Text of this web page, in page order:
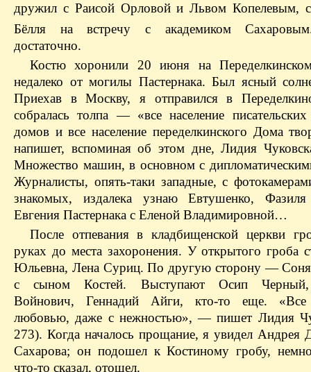
дружил с Раисой Орловой и Львом Копелевым,
Бёлля на встречу с академиком
достаточно.
Костю хоронили 20 июня на
недалеко от могилы Пастернака. Был ясный
Приехав в Москву, я отправился в
собралась толпа — «все население
домов и все население переделкинского Дома
напишет, вспоминая об этом дне, Лидия
Множество машин, в основном с
Журналисты, опять-таки западные, с
знакомых, издалека узнаю Евтушенко, Фазиля
Евгения Пастернака с Еленой Владимировной…
После отпевания в кладбищенской церкви
руках до места захоронения. У открытого гроба
Юльевна, Лена Суриц. По другую сторону — Соня
с сыном Костей. Выступают Осип
Войнович, Геннадий Айги, кто-то еще.
любовью, даже с нежностью», — пишет Лидия
273). Когда началось прощание, я увидел Андрея
Сахарова; он подошел к Костиному гробу,
что-то сказал, отошел.